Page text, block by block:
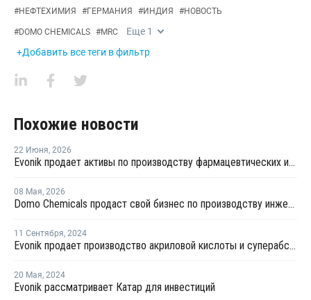
#НЕФТЕХИМИЯ #ГЕРМАНИЯ #ИНДИЯ #НОВОСТЬ
#DOMO CHEMICALS #MRC Еще 1
+Добавить все теги в фильтр
Похожие новости
22 Июня, 2026
Evonik продает активы по производству фармацевтических ингредиентов в Германии производителю ProChem
08 Мая, 2026
Domo Chemicals продаст свой бизнес по производству инженерных материалов
11 Сентября, 2024
Evonik продает производство акриловой кислоты и суперабсорбентов
20 Мая, 2024
Evonik рассматривает Катар для инвестиций